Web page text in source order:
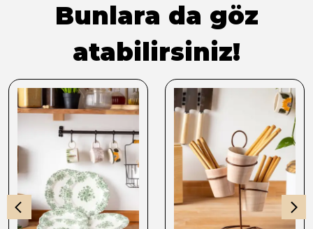
Bunlara da göz
atabilirsiniz!